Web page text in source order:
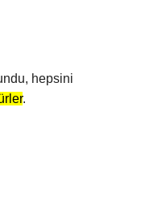
hepsini
.